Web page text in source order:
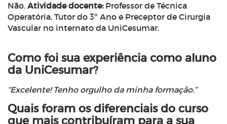
Não. Atividade docente:Professor de Técnica
Operatória, Tutor do 3º Ano e Preceptor de Cirurgia
Vascular no internato da UniCesumar.
Como foi sua experiência como aluno
da UniCesumar?
“Excelente! Tenho orgulho da minha formação.”
Quais foram os diferenciais do curso
que mais contribuíram para a sua